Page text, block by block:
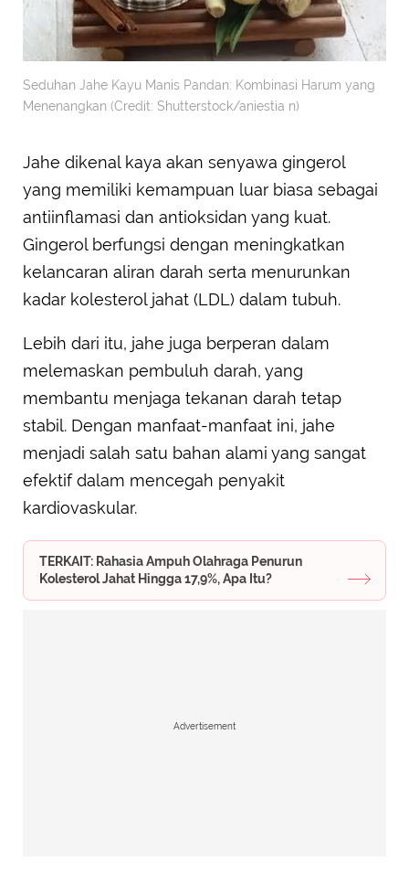
Seduhan Jahe Kayu Manis Pandan: Kombinasi Harum yang
Menenangkan (Credit: Shutterstock/aniestia n)
Jahe dikenal kaya akan senyawa gingerol
yang memiliki kemampuan luar biasa sebagai
antiinflamasi dan antioksidan yang kuat.
Gingerol berfungsi dengan meningkatkan
kelancaran aliran darah serta menurunkan
kadar kolesterol jahat (LDL) dalam tubuh.
Lebih dari itu, jahe juga berperan dalam
melemaskan pembuluh darah, yang
membantu menjaga tekanan darah tetap
stabil. Dengan manfaat-manfaat ini, jahe
menjadi salah satu bahan alami yang sangat
efektif dalam mencegah penyakit
kardiovaskular.
TERKAIT: Rahasia Ampuh Olahraga Penurun
Kolesterol Jahat Hingga 17,9%, Apa Itu?
Advertisement